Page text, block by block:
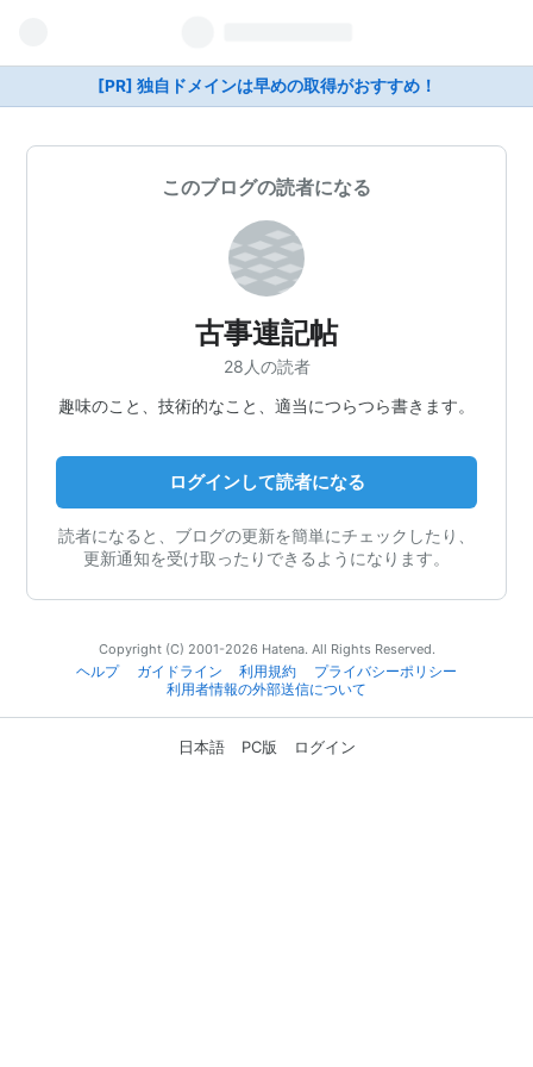
[PR] 独自ドメインは早めの取得がおすすめ！
このブログの読者になる
古事連記帖
28人の読者
趣味のこと、技術的なこと、適当につらつら書きます。
ログインして読者になる
読者になると、ブログの更新を簡単にチェックしたり、
更新通知を受け取ったりできるようになります。
Copyright (C) 2001-2026 Hatena. All Rights Reserved.
ヘルプ
ガイドライン 利用規約
プライバシーポリシー
利用者情報の外部送信について
日本語 PC版 ログイン